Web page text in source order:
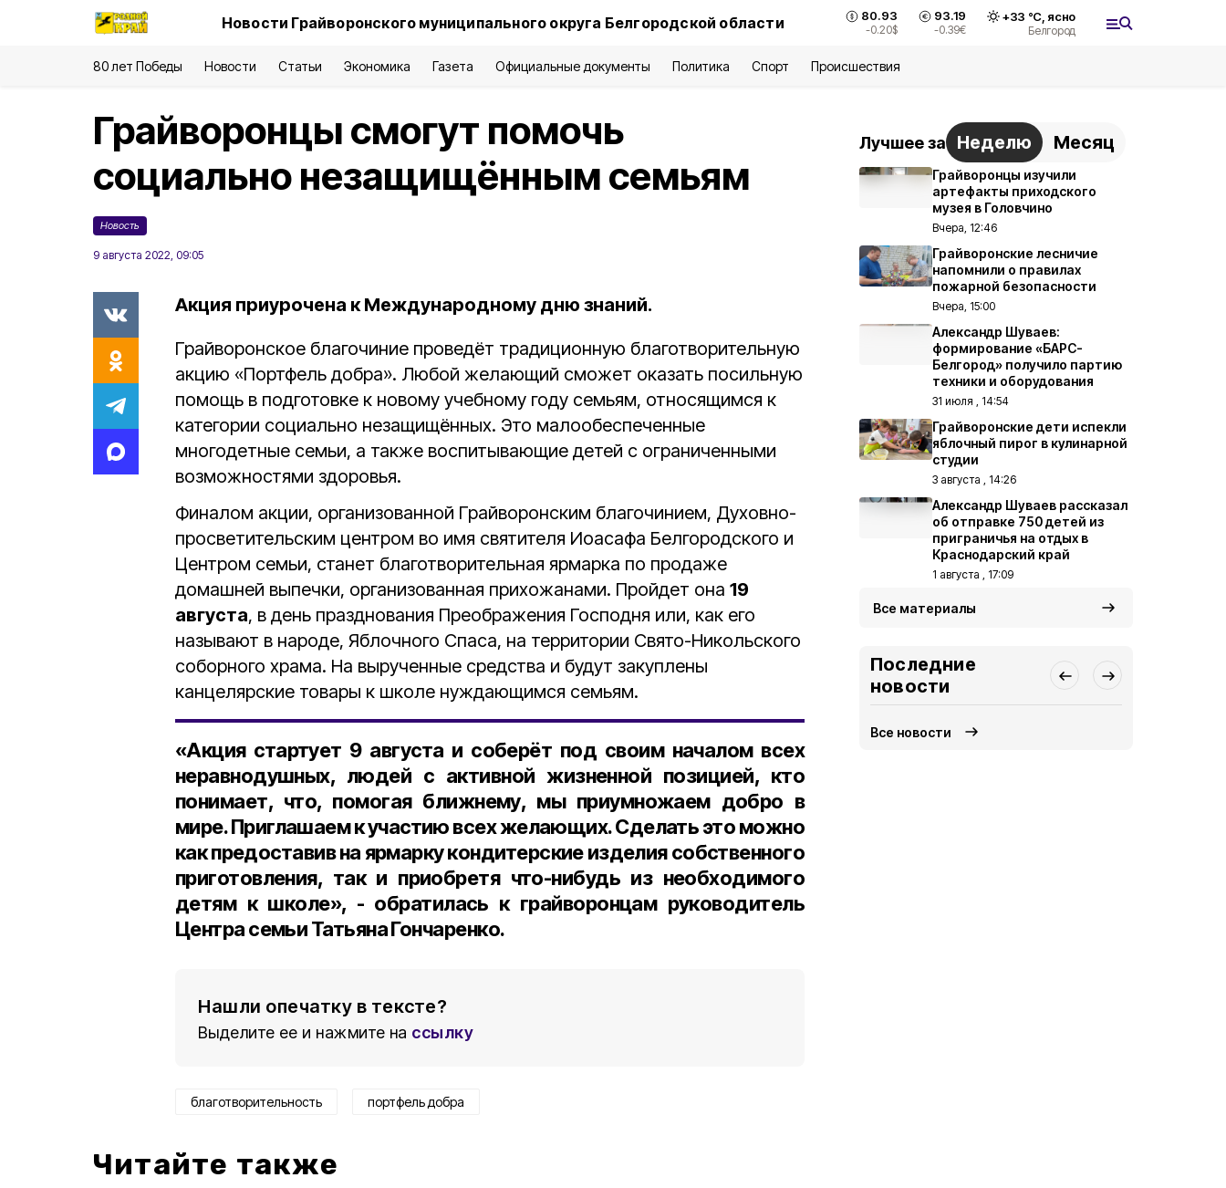
Новости Грайворонского муниципального округа Белгородской области 80.93
-0.20$
93.19
-0.39€
+33 °С, ясно
Белгород
80 лет Победы Новости Статьи Экономика Газета Официальные документы Политика Спорт Происшествия
Грайворонцы смогут помочь
социально незащищённым семьям
Новость
9 августа 2022, 09:05
Акция приурочена к Международному дню знаний.
Грайворонское благочиние проведёт традиционную благотворительную
акцию «Портфель добра». Любой желающий сможет оказать посильную
помощь в подготовке к новому учебному году семьям, относящимся к
категории социально незащищённых. Это малообеспеченные
многодетные семьи, а также воспитывающие детей с ограниченными
возможностями здоровья.
Финалом акции, организованной Грайворонским благочинием, Духовно-
просветительским центром во имя святителя Иоасафа Белгородского и
Центром семьи, станет благотворительная ярмарка по продаже
домашней выпечки, организованная прихожанами. Пройдет она 19
августа, в день празднования Преображения Господня или, как его
называют в народе, Яблочного Спаса, на территории Свято-Никольского
соборного храма. На вырученные средства и будут закуплены
канцелярские товары к школе нуждающимся семьям.
«Акция стартует 9 августа и соберёт под своим началом всех
неравнодушных, людей с активной жизненной позицией, кто
понимает, что, помогая ближнему, мы приумножаем добро в
мире. Приглашаем к участию всех желающих. Сделать это можно
как предоставив на ярмарку кондитерские изделия собственного
приготовления, так и приобретя что-нибудь из необходимого
детям к школе», - обратилась к грайворонцам руководитель
Центра семьи Татьяна Гончаренко.
Нашли опечатку в тексте?
Выделите ее и нажмите на ссылку
благотворительность портфель добра
Читайте также
Лучшее за Неделю Месяц
Грайворонцы изучили
артефакты приходского
музея в Головчино
Вчера, 12:46
Грайворонские лесничие
напомнили о правилах
пожарной безопасности
Вчера, 15:00
Александр Шуваев:
формирование «БАРС-
Белгород» получило партию
техники и оборудования
31 июля , 14:54
Грайворонские дети испекли
яблочный пирог в кулинарной
студии
3 августа , 14:26
Александр Шуваев рассказал
об отправке 750 детей из
приграничья на отдых в
Краснодарский край
1 августа , 17:09
Все материалы
Последние
новости
Все новости